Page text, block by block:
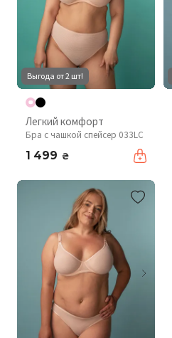
Выгода от 2 шт!
Легкий комфорт
Бра с чашкой спейсер 033LC
1 499 ₴